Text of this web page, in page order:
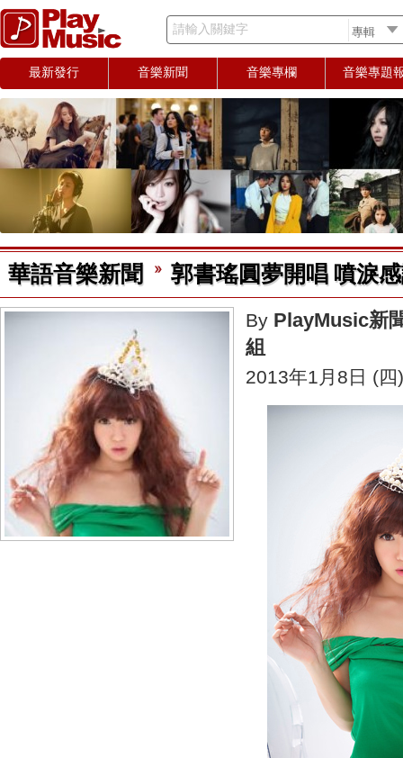
請輸入關鍵字
最新發行 音樂新聞 音樂專欄 音樂專題
華語音樂新聞 郭書瑤圓夢開唱 噴淚
By PlayMusic新
組
2013年1月8日 (四)